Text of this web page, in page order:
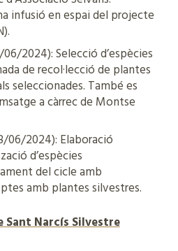
infusió en espai del projecte
06/2024): Selecció d’espècies
de recol·lecció de plantes
seleccionades. També es
a càrrec de Montse
06/2024): Elaboració
d’espècies
del cicle amb
amb plantes silvestres.
Narcís Silvestre